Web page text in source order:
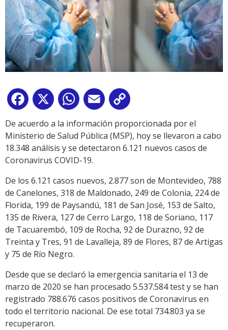
Facebook
X WhatsApp
Email
Link
De acuerdo a la información proporcionada por el
Ministerio de Salud Pública (MSP), hoy se llevaron a cabo
18.348 análisis y se detectaron 6.121 nuevos casos de
Coronavirus COVID-19.
De los 6.121 casos nuevos, 2.877 son de Montevideo, 788
de Canelones, 318 de Maldonado, 249 de Colonia, 224 de
Florida, 199 de Paysandú, 181 de San José, 153 de Salto,
135 de Rivera, 127 de Cerro Largo, 118 de Soriano, 117
de Tacuarembó, 109 de Rocha, 92 de Durazno, 92 de
Treinta y Tres, 91 de Lavalleja, 89 de Flores, 87 de Artigas
y 75 de Río Negro.
Desde que se declaró la emergencia sanitaria el 13 de
marzo de 2020 se han procesado 5.537.584 test y se han
registrado 788.676 casos positivos de Coronavirus en
todo el territorio nacional. De ese total 734.803 ya se
recuperaron.